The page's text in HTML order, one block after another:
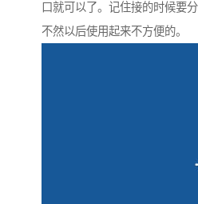
口就可以了。记住接的时候要
不然以后使用起来不方便的。